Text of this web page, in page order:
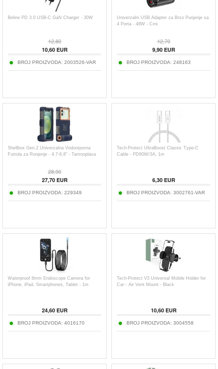
Beline PD 3.0 USB-C GaN Charger - 30W
12,80
10,60EUR
BROJ PROIZVODA: 2003526-VAR
Univerzalni USB Adapter za Brzo Punjenje sa
4 Porta - 48W - Crni
12,70
9,90EUR
BROJ PROIZVODA: 248163
Shellbox Gen.2 Univerzalna Vodootporna
Futrola za Ronjenje - 4.7-6.8" - Tamnoplava
28,90
27,70EUR
BROJ PROIZVODA: 229349
Tech-Protect UltraBoost Classic Type-C
Cable - PD60W/3A, 1m
6,30EUR
BROJ PROIZVODA: 3002761-VAR
Waterproof 8mm Endoscope Camera for
iPhone, iPad, Smartphones, Tablet - 1m
24,60EUR
BROJ PROIZVODA: 4016170
Tech-Protect V3 Universal Mobile Holder for
Car - Air Vent Mount - Black
10,60EUR
BROJ PROIZVODA: 3004558